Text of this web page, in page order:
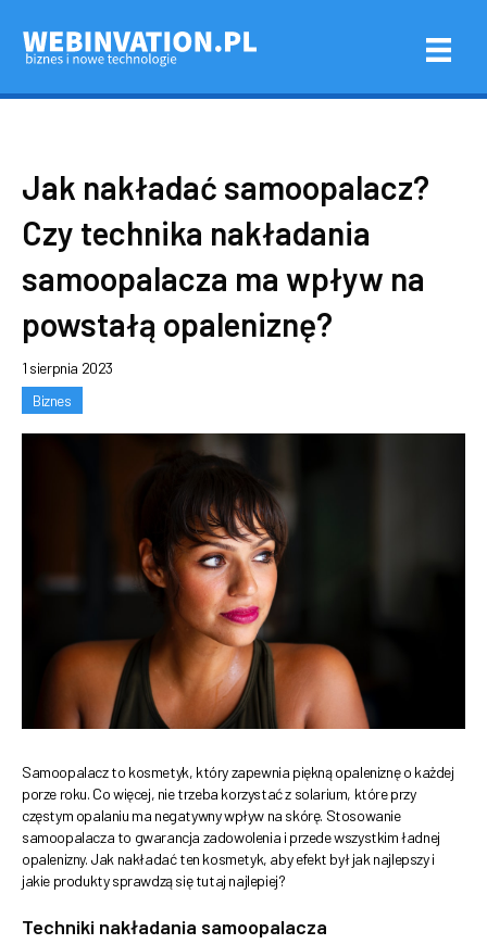
Jak nakładać samoopalacz?
Czy technika nakładania
samoopalacza ma wpływ na
powstałą opaleniznę?
1 sierpnia 2023
Biznes
Samoopalacz to kosmetyk, który zapewnia piękną opaleniznę o każdej
porze roku. Co więcej, nie trzeba korzystać z solarium, które przy
częstym opalaniu ma negatywny wpływ na skórę. Stosowanie
samoopalacza to gwarancja zadowolenia i przede wszystkim ładnej
opalenizny. Jak nakładać ten kosmetyk, aby efekt był jak najlepszy i
jakie produkty sprawdzą się tutaj najlepiej?
Techniki nakładania samoopalacza